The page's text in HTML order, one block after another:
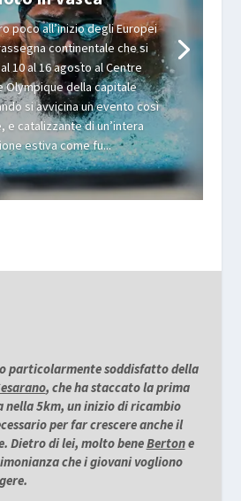
poco all’inizio degli Europei
continentale che si
10 al 16 agosto al Centre
Olympique della capitale
si avvicina un evento così
e catalizzante di un’intera
estiva come fu...
particolarmente soddisfatto della
, che ha staccato la prima
nella 5km, un inizio di ricambio
per far crescere anche il
Dietro di lei, molto beneBertone
che i giovani vogliono